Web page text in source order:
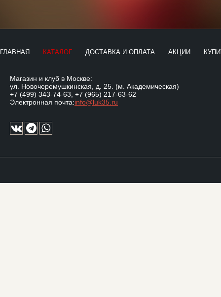
ГЛАВНАЯ КАТАЛОГ ДОСТАВКА И ОПЛАТА АКЦИИ
Магазин и клуб в Москве:
ул. Новочеремушкинская, д. 25. (м. Академическая)
+7 (499) 343-74-63 +7 (965) 217-63-62
Электронная почта:info@luk35.ru